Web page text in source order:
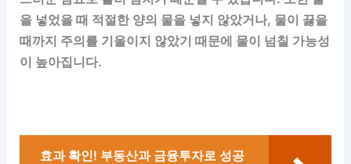
을 넣었을 때 적절한 양의 물을 넣지 않았거나, 물이 끓을
때까지 주의를 기울이지 않았기 때문에 물이 넘칠 가능성
이 높아집니다.
효과 확인! 부동산과 금융투자로 성공